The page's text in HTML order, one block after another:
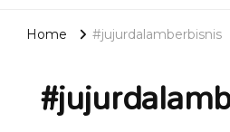
Home #jujurdalamberbisnis